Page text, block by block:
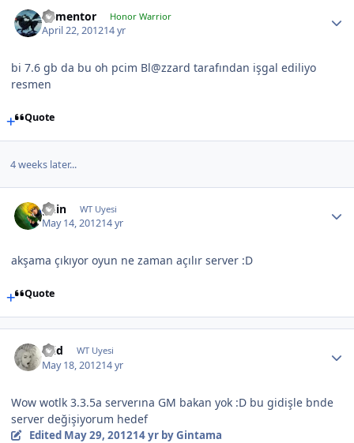
dementor Honor Warrior
April 22, 201214 yr
bi 7.6 gb da bu oh pcim Bl@zzard tarafından işgal ediliyo
resmen
Quote
4 weeks later...
guin WT Uyesi
May 14, 201214 yr
akşama çıkıyor oyun ne zaman açılır server :D
Quote
mid WT Uyesi
May 18, 201214 yr
Wow wotlk 3.3.5a serverına GM bakan yok :D bu gidişle bnde
server değişiyorum hedef
Edited May 29, 201214 yrby Gintama